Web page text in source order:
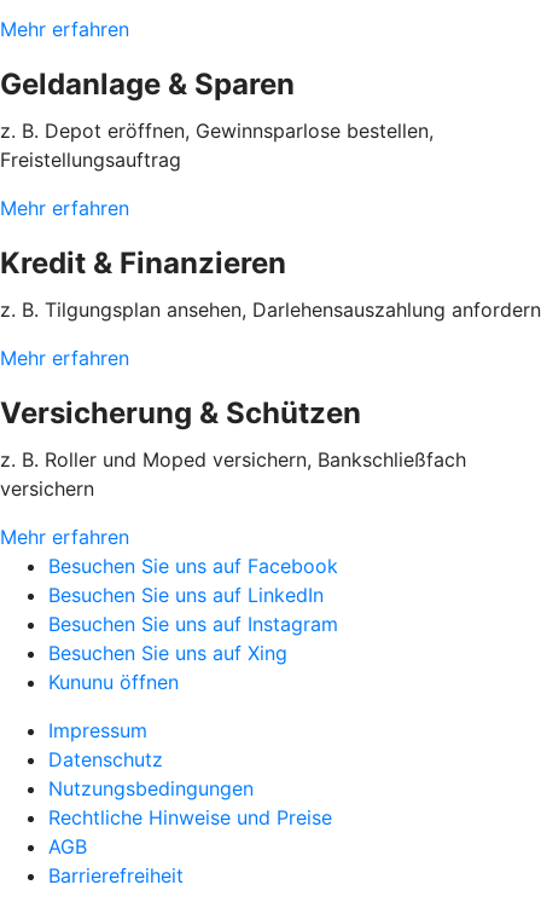
Mehr erfahren
Geldanlage & Sparen
z. B. Depot eröffnen, Gewinnsparlose bestellen,
Freistellungsauftrag
Mehr erfahren
Kredit & Finanzieren
z. B. Tilgungsplan ansehen, Darlehensauszahlung anfordern
Mehr erfahren
Versicherung & Schützen
z. B. Roller und Moped versichern, Bankschließfach
versichern
Mehr erfahren
Besuchen Sie uns auf Facebook
Besuchen Sie uns auf LinkedIn
Besuchen Sie uns auf Instagram
Besuchen Sie uns auf Xing
Kununu öffnen
Impressum
Datenschutz
Nutzungsbedingungen
Rechtliche Hinweise und Preise
AGB
Barrierefreiheit